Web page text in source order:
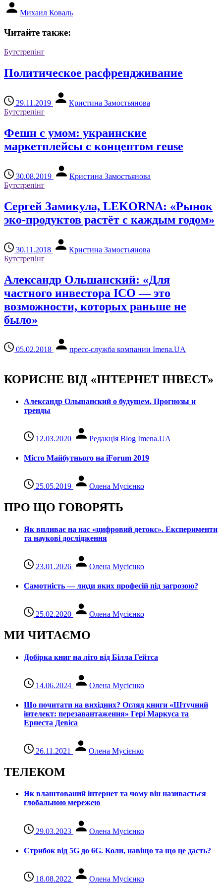
Михаил Коваль
Читайте также:
Бутстрепінг
Политическое расфрендживание
29.11.2019
Кристина Замостьянова
Бутстрепінг
Фешн с умом: украинские
маркетплейсы с концептом reuse
30.08.2019
Кристина Замостьянова
Бутстрепінг
Сергей Замикула, LEKORNA: «Рынок
эко-продуктов растёт с каждым годом»
30.11.2018
Кристина Замостьянова
Бутстрепінг
Александр Ольшанский: «Для
частного инвестора ICO — это
возможности, которых раньше не
было»
05.02.2018 пресс-служба компании Imena.UA
КОРИСНЕ ВІД «ІНТЕРНЕТ ІНВЕСТ»
Александр Ольшанский о будущем. Прогнозы и
тренды
12.03.2020 Редакція Blog Imena.UA
Місто Майбутнього на iForum 2019
25.05.2019 Олена Мусієнко
ПРО ЩО ГОВОРЯТЬ
Як впливає на нас «цифровий детокс». Експерименти
та наукові дослідження
23.01.2026 Олена Мусієнко
Самотність — люди яких професій під загрозою?
25.02.2020 Олена Мусієнко
МИ ЧИТАЄМО
Добірка книг на літо від Білла Гейтса
14.06.2024 Олена Мусієнко
Що почитати на вихідних? Огляд книги «Штучний
інтелект: перезавантаження» Гері Маркуса та
Ернеста Девіса
26.11.2021 Олена Мусієнко
ТЕЛЕКОМ
Як влаштований інтернет та чому він називається
глобальною мережею
29.03.2023 Олена Мусієнко
Стрибок від 5G до 6G. Коли, навіщо та що це даcть?
18.08.2022 Олена Мусієнко